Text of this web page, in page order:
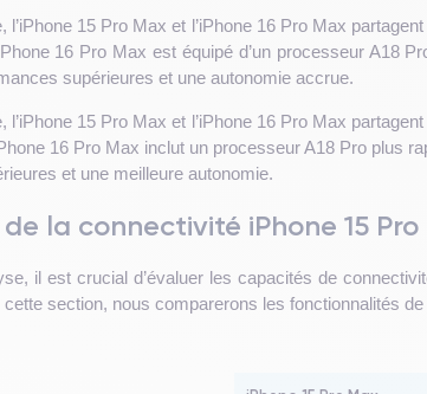
l’iPhone 15 Pro Max et l’iPhone 16 Pro Max
16 Pro Max est équipé d’un processeur A18
supérieures et une autonomie accrue.
l’iPhone 15 Pro Max et l’iPhone 16 Pro Max
16 Pro Max inclut un processeur A18 Pro plus
et une meilleure autonomie.
la connectivité iPhone 15 Pro
il est crucial d’évaluer les capacités de
section, nous comparerons les fonctionnalités